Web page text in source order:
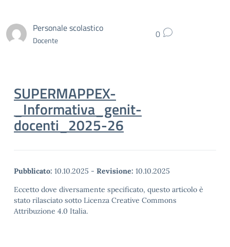
Personale scolastico
Docente 0
SUPERMAPPEX-
_Informativa_genit-
docenti_2025-26
Pubblicato: 10.10.2025 - Revisione: 10.10.2025
Eccetto dove diversamente specificato, questo articolo è
stato rilasciato sotto Licenza Creative Commons
Attribuzione 4.0 Italia.